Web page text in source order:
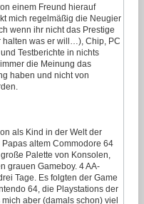
einem Freund hierauf
mich regelmäßig die Neugier
wenn ihr nicht das Prestige
halten was er will…), Chip, PC
Testberichte in nichts
die Meinung das
haben und nicht von
als Kind in der Welt der
altem Commodore 64
Palette von Konsolen,
grauen Gameboy. 4 AA-
Tage. Es folgten der Game
64, die Playstations der
aber (damals schon) viel